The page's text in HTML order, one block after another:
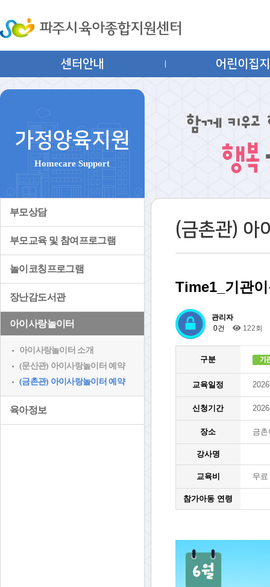
센터안내 어린이집
가정양육지원
Homecare Support
부모상담
부모교육 및 참여프로그램
놀이코칭프로그램
장난감도서관
아이사랑놀이터
아이사랑놀이터 소개
(문산관) 아이사랑놀이터 예약
(금촌관) 아이사랑놀이터 예약
육아정보
(금촌관) 아
Time1_기관
관리자
0건
122회
구분
교육일정
신청기간
장소 금
강사명
교육비 무료
참가아동 연령